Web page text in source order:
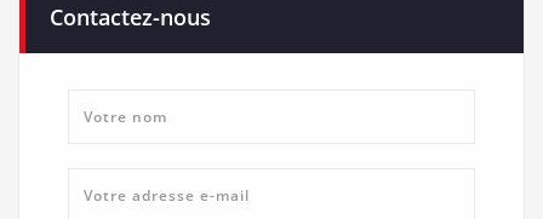
Contactez-nous